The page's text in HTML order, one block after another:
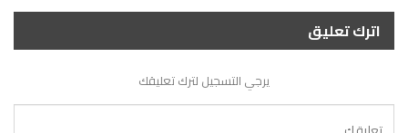
اترك تعليق
يرجي التسجيل لترك تعليقك